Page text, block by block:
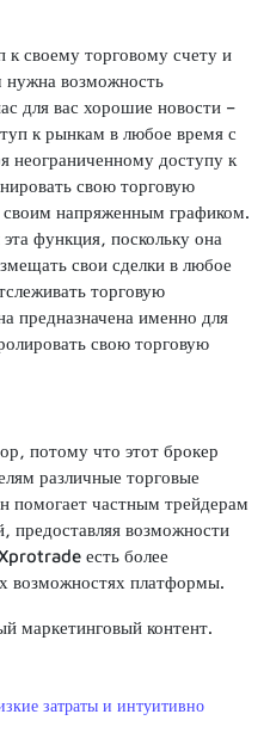
к своему торговому счету и
возможность
для вас хорошие новости –
к рынкам в любое время с
доступу к
свою торговую
своим напряженным графиком.
функция, поскольку она
свои сделки в любое
торговую
предназначена именно для
свою торговую
потому что этот брокер
различные торговые
помогает частным трейдерам
предоставляя возможности
есть более
возможностях платформы.
маркетинговый контент.
затраты и интуитивно